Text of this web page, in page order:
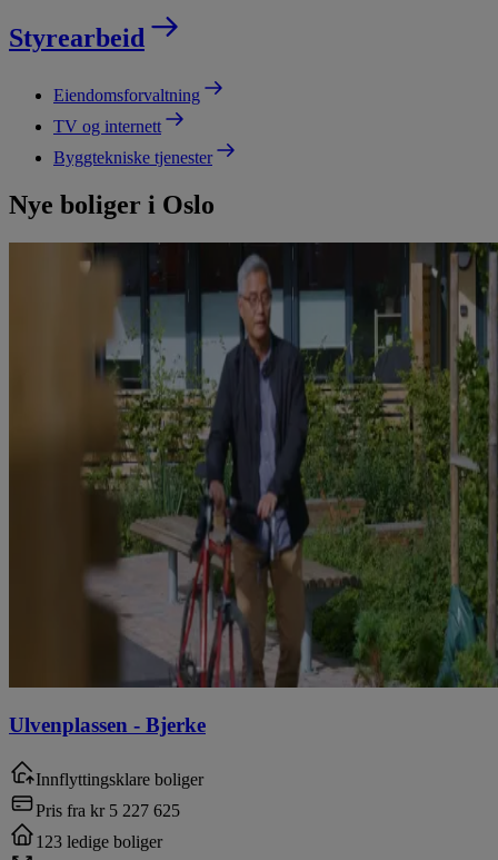
Styrearbeid
Eiendomsforvaltning
TV og internett
Byggtekniske tjenester
Nye boliger i Oslo
Ulvenplassen - Bjerke
Innflyttingsklare boliger
Pris fra kr 5 227 625
123 ledige boliger